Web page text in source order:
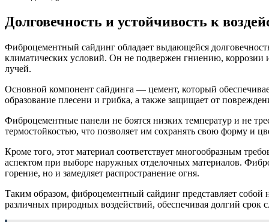
Долговечность и устойчивость к
Фиброцементный сайдинг обладает выдающейся
климатических условий. Он не подвержен гниению, коррозии
лучей.
Основной компонент сайдинга — цемент, который
образование плесени и грибка, а также защищает от
Фиброцементные панели не боятся низких температур и не
термостойкостью, что позволяет им сохранять свою форму и
Кроме того, этот материал соответствует многообразным
аспектом при выборе наружных отделочных материалов.
горение, но и замедляет распространение огня.
Таким образом, фиброцементный сайдинг представляет
различных природных воздействий, обеспечивая долгий